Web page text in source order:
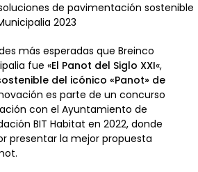
de pavimentación sostenible
2023
más esperadas que Breinco
fue «El Panot del Siglo XXI«,
del icónico «Panot» de
es parte de un concurso
con el Ayuntamiento de
BIT Habitat en 2022, donde
presentar la mejor propuesta